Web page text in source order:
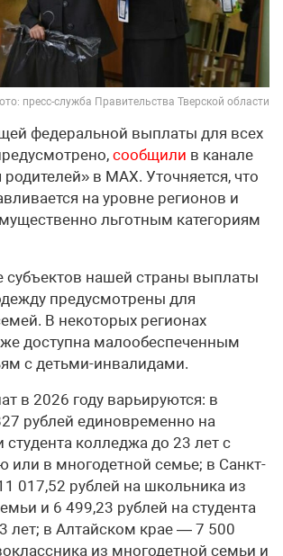
пресс-служба Правительства Тверской области
федеральной выплаты для всех
сообщили в канале
родителей» в МАХ. Уточняется, что
на уровне регионов и
льготным категориям
субъектов нашей страны выплаты
предусмотрены для
В некоторых регионах
доступна малообеспеченным
с детьми-инвалидами.
в 2026 году варьируются: в
рублей единовременно на
колледжа до 23 лет с
или в многодетной семье; в Санкт-
017,52 рублей на школьника из
и 6 499,23 рублей на студента
лет; в Алтайском крае — 7 500
из многодетной семьи и